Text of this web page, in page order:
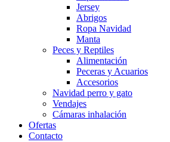
Jersey
Abrigos
Ropa Navidad
Manta
Peces y Reptiles
Alimentación
Peceras y Acuarios
Accesorios
Navidad perro y gato
Vendajes
Cámaras inhalación
Ofertas
Contacto